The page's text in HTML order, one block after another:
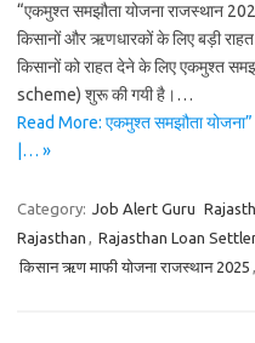
“एकमुश्त समझौता योजना राजस्थान
किसानों और ऋणधारकों के लिए बड़ी
किसानों को राहत देने के लिए एकमुश्त
scheme) शुरू की गयी है।…
Read More: एकमुश्त समझौता
|… »
Category: Job Alert Guru
Rajasthan , Rajasthan Loan
किसान ऋण माफी योजना राजस्थान 2025 ,